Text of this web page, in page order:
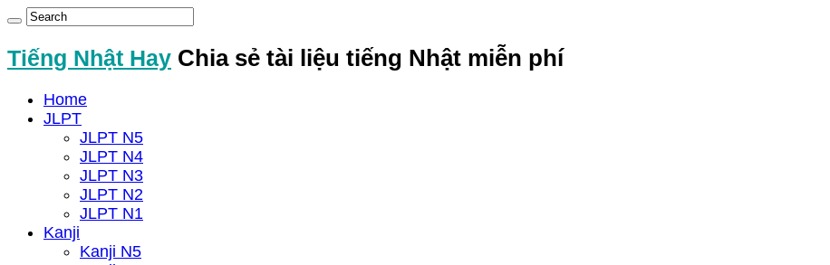
Tiếng Nhật Hay Chia sẻ tài liệu tiếng Nhật miễn phí
Home
JLPT
JLPT N5
JLPT N4
JLPT N3
JLPT N2
JLPT N1
Kanji
Kanji N5